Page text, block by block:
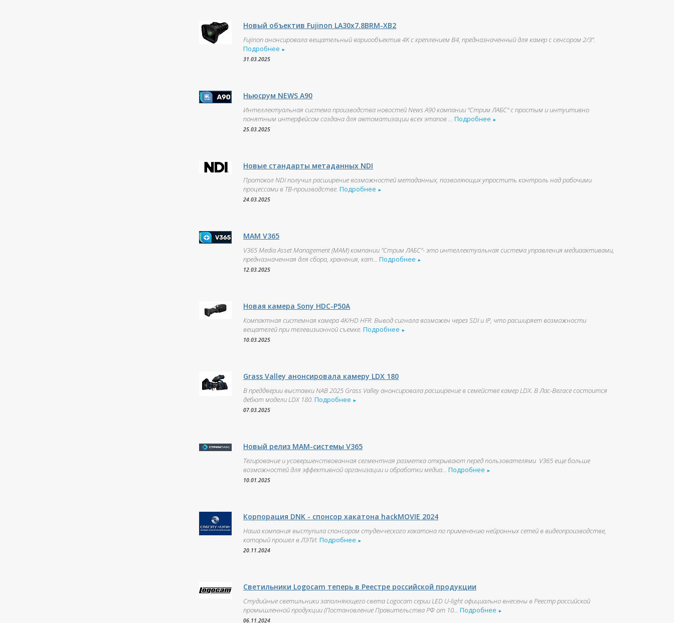
Новый объектив Fujinon LA30x7.8BRM-XB2
Fujinon анонсировала вещательный вариообъектив 4K с креплением B4, предназначенный для камер с сенсором 2/3”.
Подробнее ►
31.03.2025
Ньюсрум NEWS А90
Интеллектуальная система производства новостей News A90 компании "Стрим ЛАБС" с простым и интуитивно
понятным интерфейсом создана для автоматизации всех этапов ... Подробнее ►
25.03.2025
Новые стандарты метаданных NDI
Протокол NDI получил расширение возможностей метаданных, позволяющих упростить контроль над рабочими
процессами в ТВ-производстве. Подробнее ►
24.03.2025
MAM V365
V365 Media Asset Management (МАМ) компании "Стрим ЛАБС"- это интеллектуальная система управления медиаактивами,
предназначенная для сбора, хранения, кат... Подробнее ►
12.03.2025
Новая камера Sony HDC-P50А
Компактная системная камера 4K/HD HFR. Вывод сигнала возможен через SDI и IP, что расширяет возможности
вещателей при телевизионной съемке.Подробнее ►
10.03.2025
Grass Valley анонсировала камеру LDX 180
В преддверии выставки NAB 2025 Grass Valley анонсировала расширение в семействе камер LDX. В Лас-Вегасе состоится
дебют модели LDX 180. Подробнее ►
07.03.2025
Новый релиз МАМ-системы V365
Тегирование и усовершенствованная сегментная разметка открывают перед пользователями V365 еще больше
возможностей для эффективной организации и обработки медиа... Подробнее ►
10.01.2025
Корпорация DNK - спонсор хакатона hackMOVIE 2024
Наша компания выступила спонсором студенческого хакатона по применению нейронных сетей в видеопроизводстве,
который прошел в ЛЭТИ. Подробнее ►
20.11.2024
Светильники Logocam теперь в Реестре российской продукции
Cтудийные светильники заполняющего света Logocam серии LED U-light официально внесены в Реестр российской
промышленной продукции (Постановление Правительства РФ от 10... Подробнее ►
06.11.2024